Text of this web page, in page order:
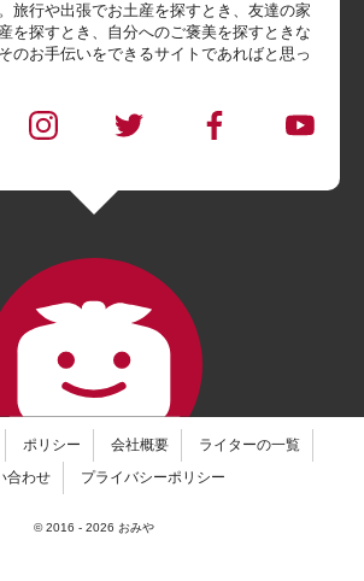
旅行や出張でお土産を探すとき、友達の家
を探すとき、自分へのご褒美を探すときな
のお手伝いをできるサイトであればと思っ
ポリシー 会社概要
ライターの一覧
合わせ
プライバシーポリシー
© 2016 - 2026 おみや